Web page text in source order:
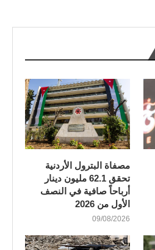
مصفاة البترول الأردنية
تحقق 62.1 مليون دينار
أرباحاً صافية في النصف
الأول من 2026
09/08/2026